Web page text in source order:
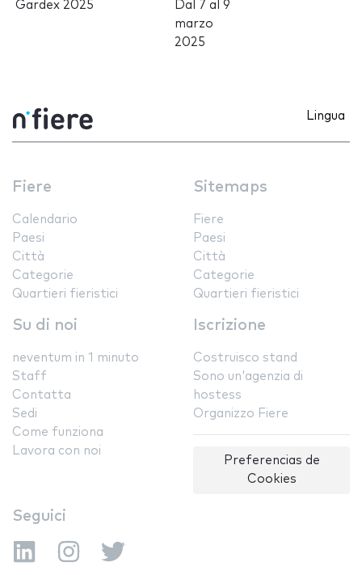
Gardex 2025 Dal 7 al9
marzo
2025
Lingua
Fiere
Calendario
Paesi
Città
Categorie
Quartieri fieristici
Sitemaps
Fiere
Paesi
Città
Categorie
Quartieri fieristici
Su di noi
neventum in 1 minuto
Staff
Contatta
Sedi
Come funziona
Lavora con noi
Iscrizione
Costruisco stand
Sono un'agenzia di
hostess
Organizzo Fiere
Preferencias de
Cookies
Seguici